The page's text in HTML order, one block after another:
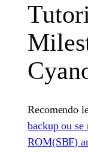
Recomendo
backup ou se
ROM(SBF)